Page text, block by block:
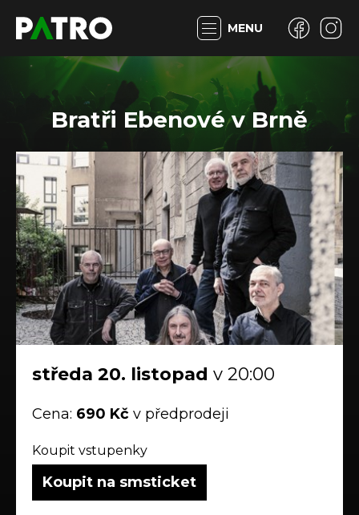
MENU
Bratři Ebenové v Brně
středa 20. listopad v 20:00
Cena: 690 Kč v předprodeji
Koupit vstupenky
Koupit na smsticket